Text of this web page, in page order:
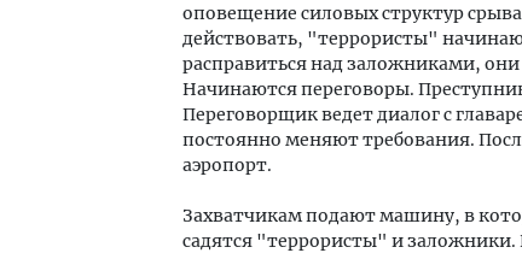
оповещение силовых структур
действовать, "террористы"
расправиться над заложниками,
Начинаются переговоры.
Переговорщик ведет диалог с
постоянно меняют требования.
аэропорт.
Захватчикам подают машину, в
садятся "террористы" и